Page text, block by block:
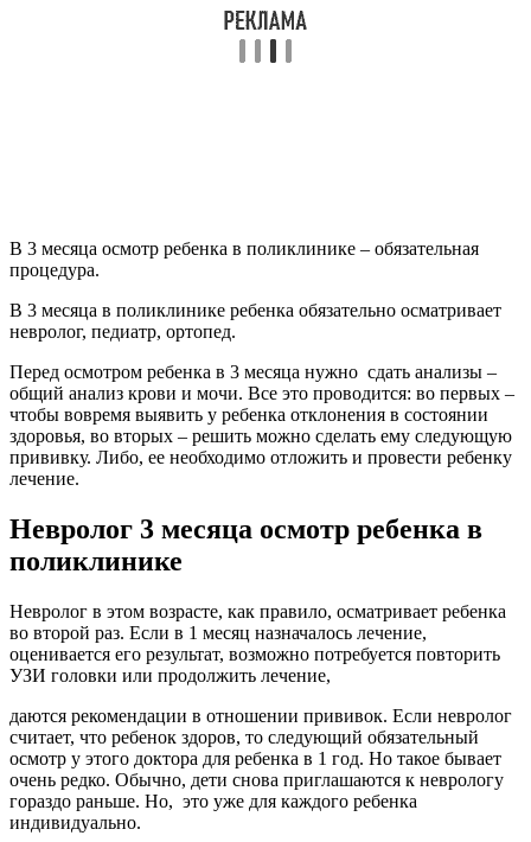
В 3 месяца осмотр ребенка в поликлинике – обязательная
процедура.
В 3 месяца в поликлинике ребенка обязательно осматривает
невролог, педиатр, ортопед.
Перед осмотром ребенка в 3 месяца нужно сдать анализы –
общий анализ крови и мочи. Все это проводится: во первых –
чтобы вовремя выявить у ребенка отклонения в состоянии
здоровья, во вторых – решить можно сделать ему следующую
прививку. Либо, ее необходимо отложить и провести ребенку
лечение.
Невролог 3 месяца осмотр ребенка в
поликлинике
Невролог в этом возрасте, как правило, осматривает ребенка
во второй раз. Если в 1 месяц назначалось лечение,
оценивается его результат, возможно потребуется повторить
УЗИ головки или продолжить лечение,
даются рекомендации в отношении прививок. Если невролог
считает, что ребенок здоров, то следующий обязательный
осмотр у этого доктора для ребенка в 1 год. Но такое бывает
очень редко. Обычно, дети снова приглашаются к неврологу
гораздо раньше. Но, это уже для каждого ребенка
индивидуально.